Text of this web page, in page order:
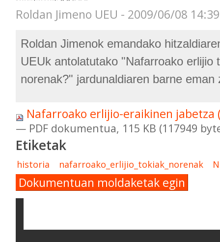
Roldan Jimeno UEU - 2009/06/08 14:39
Roldan Jimenok emandako
UEUk antolatutako "Nafarroako erlijio
norenak?" jardunaldiaren barne eman
Nafarroako erlijio-eraikinen jabetza
— PDF dokumentua, 115 KB (117949
Etiketak
historia nafarroako_erlijio_tokiak_norenak
Dokumentuan moldaketak egin